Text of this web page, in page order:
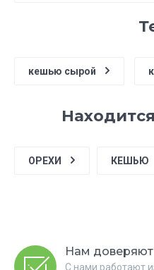
кешью сырой
ОРЕХИ КЕШЬЮ
Нам доверяют
С нами работают